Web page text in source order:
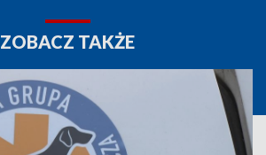
ZOBACZ TAKŻE